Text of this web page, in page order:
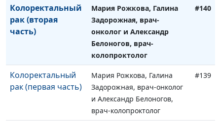
Колоректальный
рак (вторая
часть)
Мария Рожкова, Галина
Задорожная, врач-
онколог и Александр
Белоногов, врач-
колопроктолог
#140
Колоректальный
рак (первая часть)
Мария Рожкова, Галина
Задорожная, врач-онколог
и Александр Белоногов,
врач-колопроктолог
#139